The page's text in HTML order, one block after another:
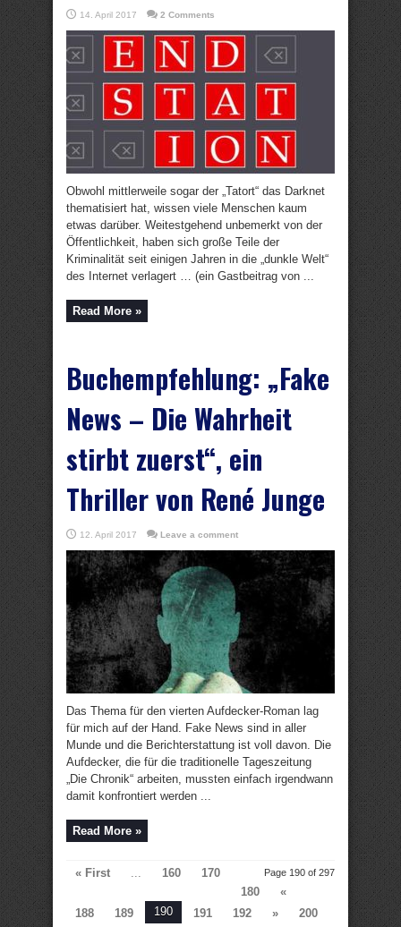
14. April 2017 2 Comments
Obwohl mittlerweile sogar der „Tatort“ das Darknet
thematisiert hat, wissen viele Menschen kaum
etwas darüber. Weitestgehend unbemerkt von der
Öffentlichkeit, haben sich große Teile der
Kriminalität seit einigen Jahren in die „dunkle Welt“
des Internet verlagert … (ein Gastbeitrag von ...
Read More »
Buchempfehlung: „Fake
News – Die Wahrheit
stirbt zuerst“, ein
Thriller von René Junge
12. April 2017 Leave a comment
Das Thema für den vierten Aufdecker-Roman lag
für mich auf der Hand. Fake News sind in aller
Munde und die Berichterstattung ist voll davon. Die
Aufdecker, die für die traditionelle Tageszeitung
„Die Chronik“ arbeiten, mussten einfach irgendwann
damit konfrontiert werden ...
Read More »
Page 190 of 297
« First ... 160
170
180
«
188
189 190 191 192 »
200